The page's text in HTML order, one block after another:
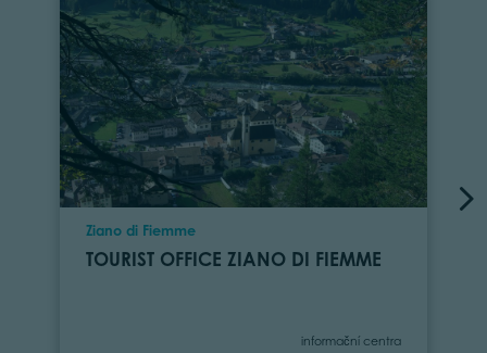
Location
Ziano di Fiemme
TOURIST OFFICE ZIANO DI FIEMME
Category
informační centra